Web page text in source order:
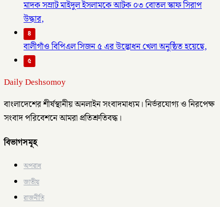
মাদক সম্রাট মাইদুল ইসলামকে আটক ০৩ বোতল স্কাফ সিরাপ
উদ্ধার,
৪
বালীগাঁও বিপিএল সিজন ৫ এর উদ্ভোধন খেলা অনুষ্ঠিত হয়েছে,
৫
Daily Deshsomoy
বাংলাদেশের শীর্ষস্থানীয় অনলাইন সংবাদমাধ্যম। নির্ভরযোগ্য ও নিরপেক্ষ
সংবাদ পরিবেশনে আমরা প্রতিশ্রুতিবদ্ধ।
বিভাগসমূহ
অপরাধ
জাতীয়
রাজনীতি